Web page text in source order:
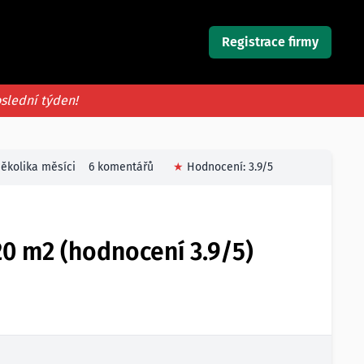
Registrace firmy
týden!
měsíci 6 komentářů ★ Hodnocení: 3.9/5
m2 (hodnocení 3.9/5)